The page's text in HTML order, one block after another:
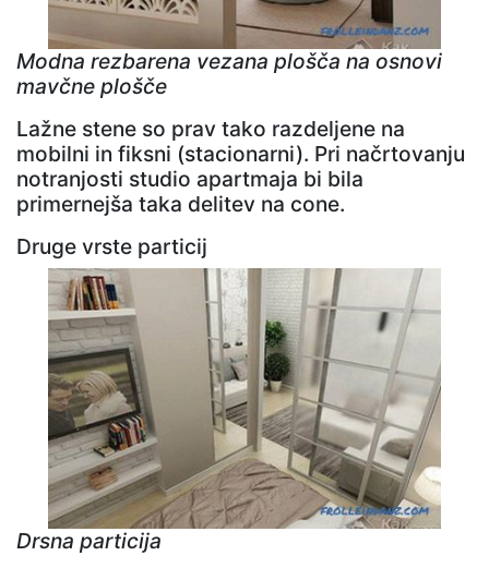
Modna rezbarena vezana plošča na osnovi
mavčne plošče
Lažne stene so prav tako razdeljene na
mobilni in fiksni (stacionarni). Pri načrtovanju
notranjosti studio apartmaja bi bila
primernejša taka delitev na cone.
Druge vrste particij
Drsna particija